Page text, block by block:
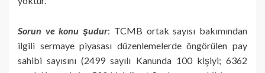
Sorun ve konu şudur: TCMB ortak sayısı bakımından
ilgili sermaye piyasası düzenlemelerde öngörülen pay
sahibi sayısını (2499 sayılı Kanunda 100 kişiyi; 6362